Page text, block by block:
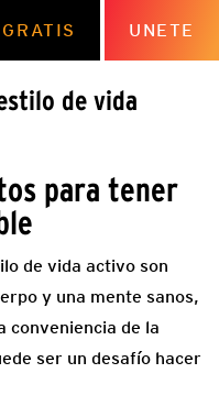
UNETE
NUTRICIÓN Y ESTILO DE
de vida
para tener
de vida activo son
y una mente sanos,
conveniencia de la
ser un desafío hacer